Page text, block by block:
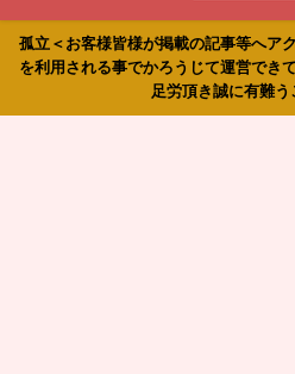
孤立＜お客様皆様が掲載の記事等へア
を利用される事でかろうじて運営でき
足労頂き誠に有難う